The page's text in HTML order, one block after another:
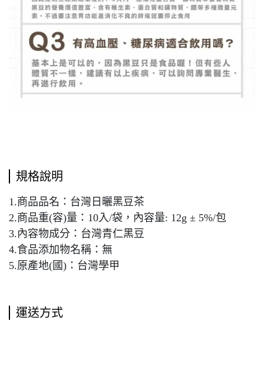
規格說明
1.商品品名：台灣日曬黑豆茶
2.商品重(容)量：10入/袋，內容量: 12g ± 5%/包
3.內容物成分：台灣青仁黑豆
4.食品添加物名稱：無
5.原產地(國)：台灣學甲
運送方式